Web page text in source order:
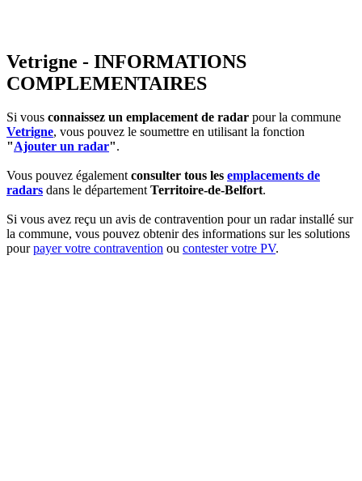
Vetrigne - INFORMATIONS
COMPLEMENTAIRES
Si vous connaissez un emplacement de radar pour la commune
Vetrigne, vous pouvez le soumettre en utilisant la fonction
"Ajouter un radar".
Vous pouvez égalementconsulter tous les emplacements de
radars dans le départementTerritoire-de-Belfort.
Si vous avez reçu un avis de contravention pour un radar installé sur
la commune, vous pouvez obtenir des informations sur les solutions
pourpayer votre contravention ou contester votre PV.